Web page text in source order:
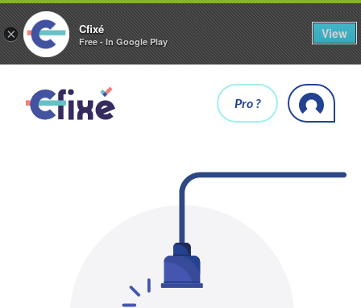
× Cfixé
Free - In Google Play
View
Pro ?